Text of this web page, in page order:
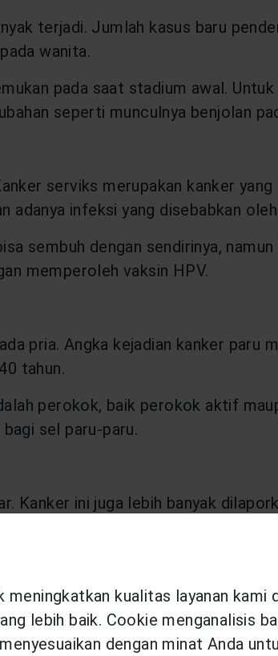
terjadi. Jumlah kasus baru
wanita.
pada saat stadium awal.
seperti munculnya benjolan
serviks merupakan kanker
adanya infeksi yang disebabkan
sembuh dengan sendirinya,
memperoleh vaksin HPV.
pria. Angka kejadian kanker paru
tahun.
perokok, baik perokok aktif
sel paru-paru.
Kanker ini juga lebih banyak
34 ribu kasus.
kolorektal. Namun, ketika gejala
kualitas layanan kami
lebih baik. Cookie menganalisis
dengan minat Anda